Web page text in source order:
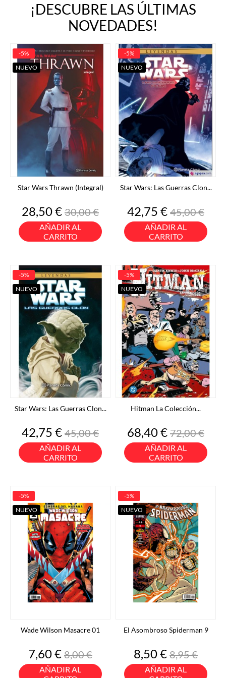
¡DESCUBRE LAS ÚLTIMAS
NOVEDADES!
Star Wars Thrawn (Integral)
Precio
28,50 €Precio
base
30,00 €
AÑADIR AL
CARRITO
-5%
NUEVO
Star Wars: Las Guerras Clon...
Precio
42,75 €Precio
base
45,00 €
AÑADIR AL
CARRITO
-5%
NUEVO
Star Wars: Las Guerras Clon...
Precio
42,75 €Precio
base
45,00 €
AÑADIR AL
CARRITO
-5%
NUEVO
Hitman La Colección...
Precio
68,40 €Precio
base
72,00 €
AÑADIR AL
CARRITO
-5%
NUEVO
Wade Wilson Masacre 01
Precio
7,60 €Precio
base
8,00 €
AÑADIR AL
-5%
NUEVO
El Asombroso Spiderman 9
Precio
8,50 €Precio
base
8,95 €
AÑADIR AL
-5%
NUEVO